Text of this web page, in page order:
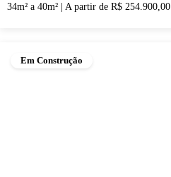
34m² a 40m²
A partir de R$ 254.900,00
Em Construção